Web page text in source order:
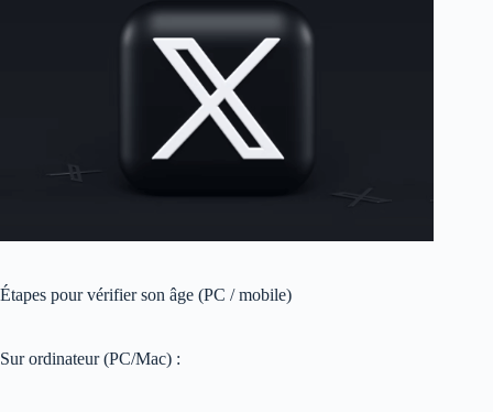
Étapes pour vérifier son âge (PC / mobile)
Sur ordinateur (PC/Mac) :